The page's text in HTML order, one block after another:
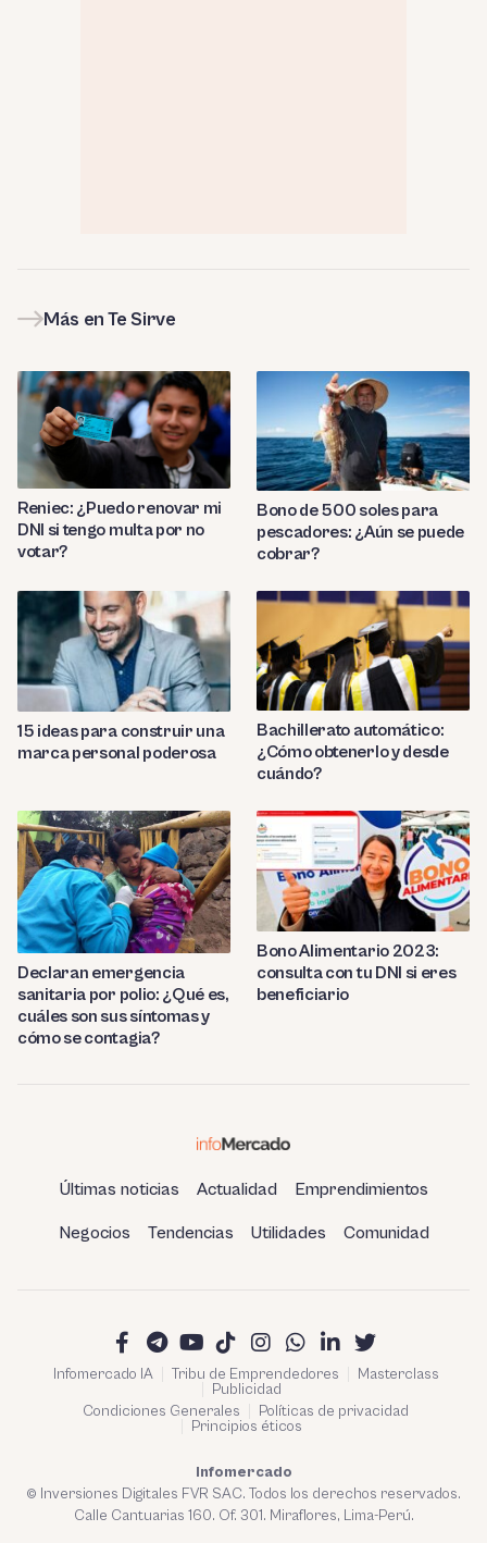
Más en Te Sirve
Reniec: ¿Puedo renovar mi
DNI si tengo multa por no
votar?
Bono de 500 soles para
pescadores: ¿Aún se puede
cobrar?
15 ideas para construir una
marca personal poderosa
Bachillerato automático:
¿Cómo obtenerlo y desde
cuándo?
Declaran emergencia
sanitaria por polio: ¿Qué es,
cuáles son sus síntomas y
cómo se contagia?
Bono Alimentario 2023:
consulta con tu DNI si eres
beneficiario
Últimas noticias Actualidad Emprendimientos
Negocios Tendencias Utilidades Comunidad
Infomercado IA Tribu de Emprendedores
Masterclass
Publicidad
Condiciones Generales
Políticas de privacidad
Principios éticos
Infomercado
© Inversiones Digitales FVR SAC. Todos los derechos reservados.
Calle Cantuarias 160. Of. 301. Miraflores, Lima-Perú.